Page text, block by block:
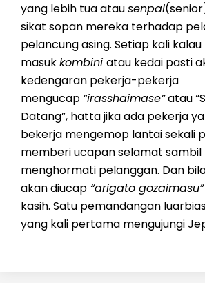
yang lebih tua atausenpai
sikat sopan mereka terhadap
pelancung asing. Setiap kali kalau
masukkombini atau kedai pasti
kedengaran pekerja-pekerja
mengucap “irasshaimase”atau
Datang”, hatta jika ada pekerja
bekerja mengemop lantai sekali
memberi ucapan selamat sambil
menghormati pelanggan. Dan
akan diucap “arigato gozaimasu”
kasih. Satu pemandangan
yang kali pertama mengujungi